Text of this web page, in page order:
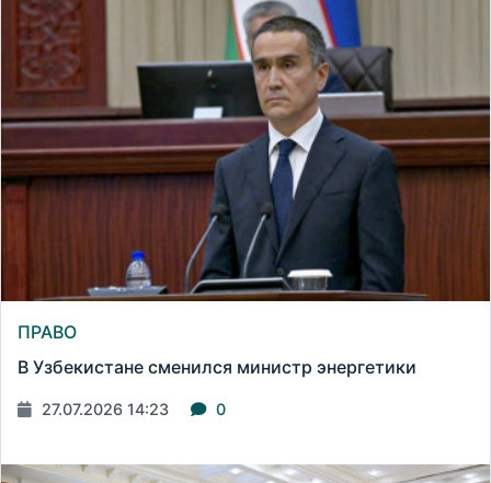
ПРАВО
В Узбекистане сменился министр энергетики
27.07.2026 14:23 0